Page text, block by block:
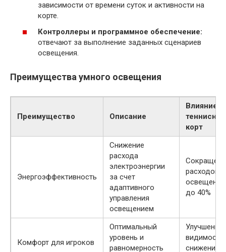
зависимости от времени суток и активности на
корте.
Контроллеры и программное обеспечение:
отвечают за выполнение заданных сценариев
освещения.
Преимущества умного освещения
Преимущество Описание
Влияние
корт
Энергоэффективность
Снижение
расхода
электроэнергии
за счет
адаптивного
управления
освещением
расходов
освещение
до 40%
Комфорт для игроков
Оптимальный
уровень и
равномерность
Улучшение
видимости
снижение